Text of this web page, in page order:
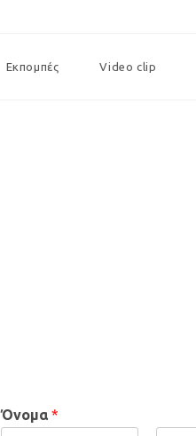
Εκπομπές Video clip
Όνομα *